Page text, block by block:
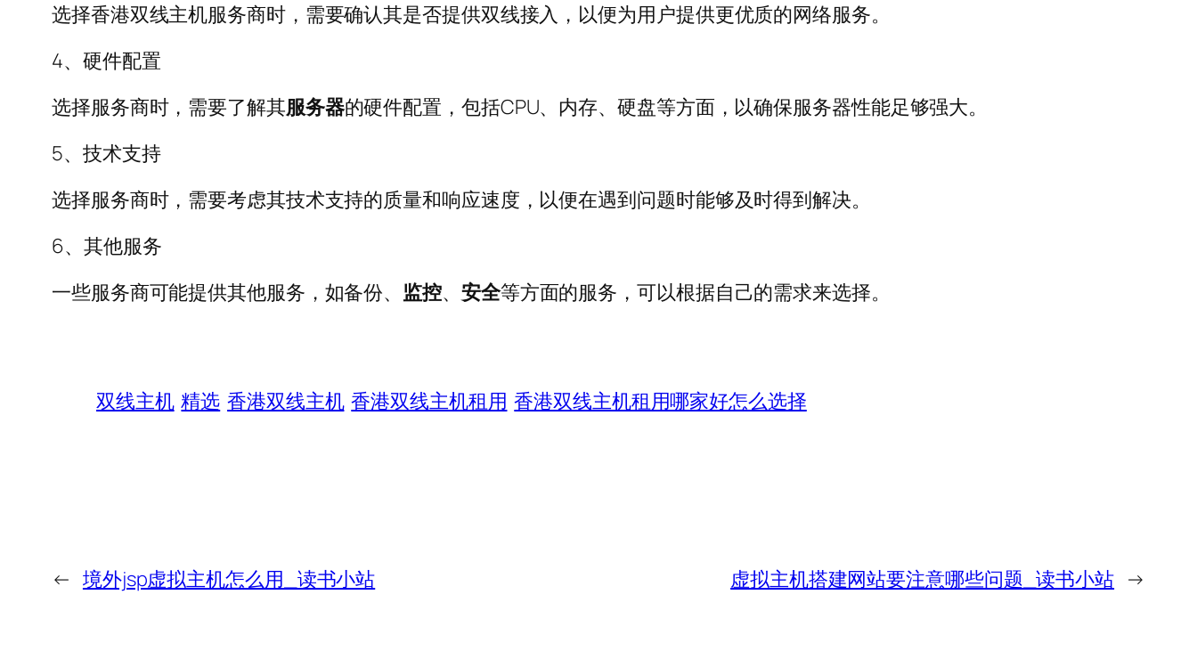
选择香港双线主机服务商时，需要确认其是否提供双线接入，以便为用户提供更优质的网络服务。
4、硬件配置
选择服务商时，需要了解其服务器的硬件配置，包括CPU、内存、硬盘等方面，以确保服务器性能足够强大。
5、技术支持
选择服务商时，需要考虑其技术支持的质量和响应速度，以便在遇到问题时能够及时得到解决。
6、其他服务
一些服务商可能提供其他服务，如备份、 监控、安全等方面的服务，可以根据自己的需求来选择。
双线主机 精选 香港双线主机 香港双线主机租用 香港双线主机租用哪家好怎么选择
← 境外jsp虚拟主机怎么用_读书小站 虚拟主机搭建网站要注意哪些问题_读书小站 →